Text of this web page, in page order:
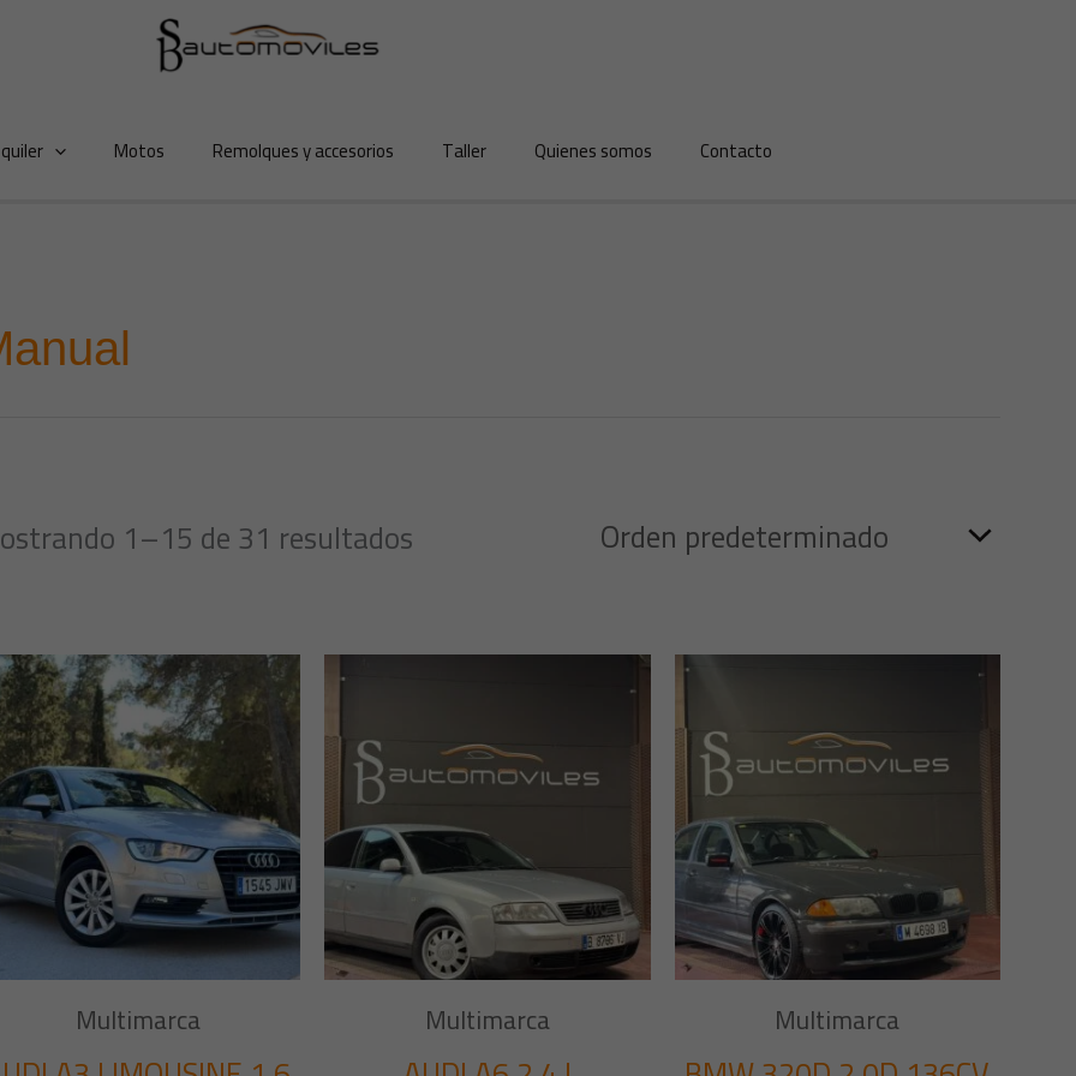
Motos Remolques y accesorios Taller Quienes somos Contacto
1–15 de 31 resultados
Multimarca Multimarca Multimarca